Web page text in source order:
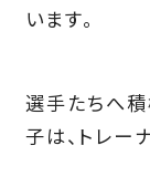
います。
選手たちへ
子は、トレー